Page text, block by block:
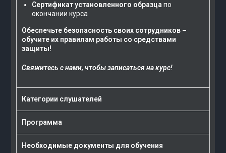
Сертификат установленного образца по
окончании курса
Обеспечьте безопасность своих сотрудников –
обучите их правилам работы со средствами
защиты!
Свяжитесь с нами, чтобы записаться на курс!
Категории слушателей
Программа
Необходимые документы для обучения